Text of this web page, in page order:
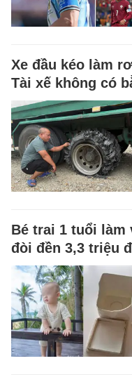
Xe đầu kéo làm
Tài xế không có
Bé trai 1 tuổi làm
đòi đền 3,3 triệu